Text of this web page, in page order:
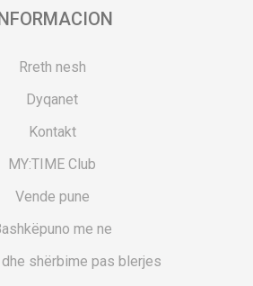
Rreth nesh
Dyqanet
Kontakt
MY:TIME Club
Vende pune
me ne
shërbime pas blerjes